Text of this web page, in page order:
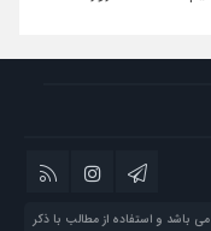
باشد و استفاده از مطالب با ذکر